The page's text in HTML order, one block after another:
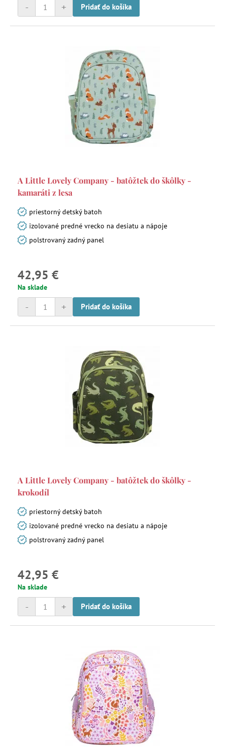
+
- Pridať do košíka
A Little Lovely Company - batôžtek do škôlky -
kamaráti z lesa
priestorný detský batoh
izolované predné vrecko na desiatu a nápoje
polstrovaný zadný panel
42,95 €
Na sklade
+
- Pridať do košíka
A Little Lovely Company - batôžtek do škôlky -
krokodíl
priestorný detský batoh
izolované predné vrecko na desiatu a nápoje
polstrovaný zadný panel
42,95 €
Na sklade
+
- Pridať do košíka